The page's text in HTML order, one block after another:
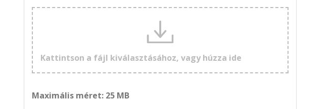
Kattintson a fájl kiválasztásához, vagy húzza ide
Maximális méret: 25 MB